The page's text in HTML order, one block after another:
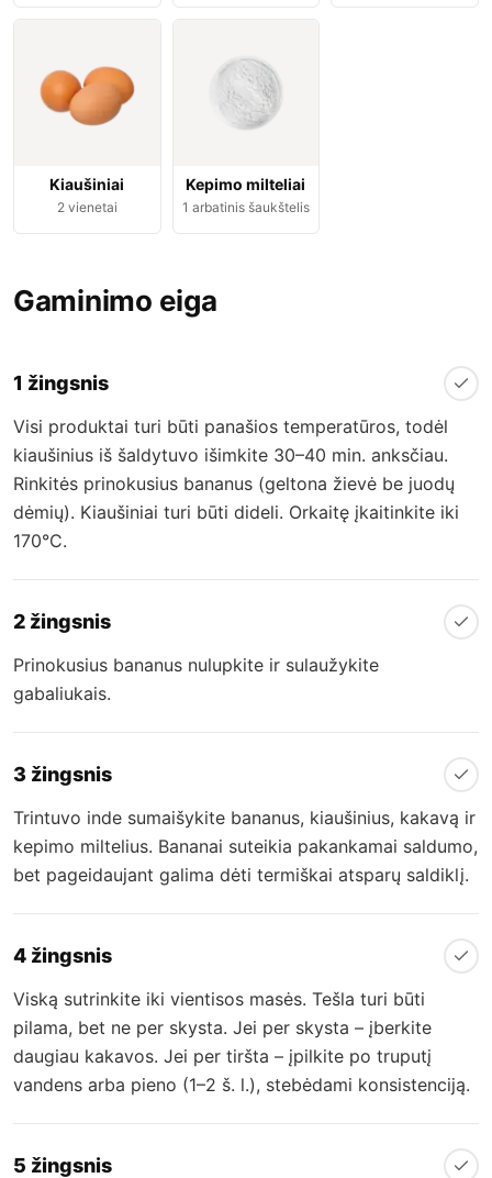
Kiaušiniai
2 vienetai
Kepimo milteliai
1 arbatinis šaukštelis
Gaminimo eiga
1 žingsnis
Visi produktai turi būti panašios temperatūros, todėl
kiaušinius iš šaldytuvo išimkite 30–40 min. anksčiau.
Rinkitės prinokusius bananus (geltona žievė be juodų
dėmių). Kiaušiniai turi būti dideli. Orkaitę įkaitinkite iki
170°C.
2 žingsnis
Prinokusius bananus nulupkite ir sulaužykite
gabaliukais.
3 žingsnis
Trintuvo inde sumaišykite bananus, kiaušinius, kakavą ir
kepimo miltelius. Bananai suteikia pakankamai saldumo,
bet pageidaujant galima dėti termiškai atsparų saldiklį.
4 žingsnis
Viską sutrinkite iki vientisos masės. Tešla turi būti
pilama, bet ne per skysta. Jei per skysta – įberkite
daugiau kakavos. Jei per tiršta – įpilkite po truputį
vandens arba pieno (1–2 š. l.), stebėdami konsistenciją.
5 žingsnis